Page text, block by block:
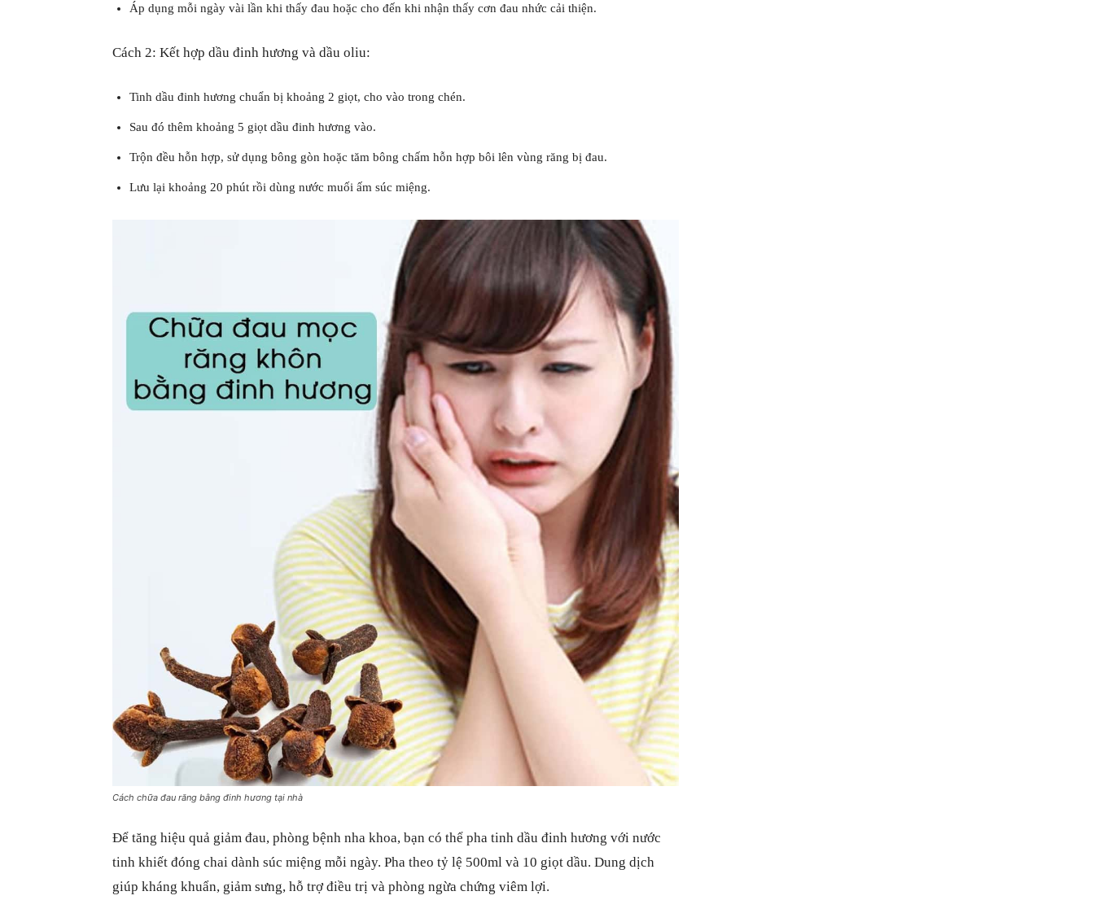
Áp dụng mỗi ngày vài lần khi thấy đau hoặc cho đến khi nhận thấy cơn đau nhức cải thiện.
Cách 2: Kết hợp dầu đinh hương và dầu oliu:
Tinh dầu đinh hương chuẩn bị khoảng 2 giọt, cho vào trong chén.
Sau đó thêm khoảng 5 giọt dầu đinh hương vào.
Trộn đều hỗn hợp, sử dụng bông gòn hoặc tăm bông chấm hỗn hợp bôi lên vùng răng bị đau.
Lưu lại khoảng 20 phút rồi dùng nước muối ấm súc miệng.
Cách chữa đau răng bằng đinh hương tại nhà
Để tăng hiệu quả giảm đau, phòng bệnh nha khoa, bạn có thể pha tinh dầu đinh hương với nước
tinh khiết đóng chai dành súc miệng mỗi ngày. Pha theo tỷ lệ 500ml và 10 giọt dầu. Dung dịch
giúp kháng khuẩn, giảm sưng, hỗ trợ điều trị và phòng ngừa chứng viêm lợi.